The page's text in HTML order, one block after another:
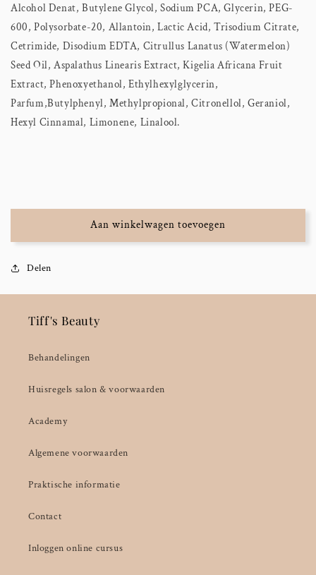
Alcohol Denat, Butylene Glycol, Sodium PCA, Glycerin, PEG-
600, Polysorbate-20, Allantoin, Lactic Acid, Trisodium Citrate,
Cetrimide, Disodium EDTA, Citrullus Lanatus (Watermelon)
Seed Oil, Aspalathus Linearis Extract, Kigelia Africana Fruit
Extract, Phenoxyethanol, Ethylhexylglycerin,
Parfum,Butylphenyl, Methylpropional, Citronellol, Geraniol,
Hexyl Cinnamal, Limonene, Linalool.
Aan winkelwagen toevoegen
Delen
Tiff's Beauty
Behandelingen
Huisregels salon & voorwaarden
Academy
Algemene voorwaarden
Praktische informatie
Contact
Inloggen online cursus